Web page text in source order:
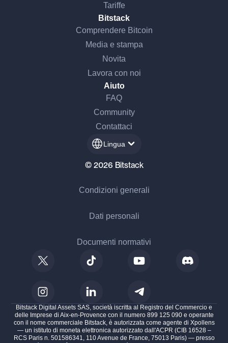
Tariffe
Bitstack
Comprendere Bitcoin
Media e stampa
Novita
Lavora con noi
Aiuto
FAQ
Community
Contattaci
Lingua
© 2026 Bitstack
Condizioni generali
Dati personali
Documenti normativi
Bitstack Digital Assets SAS, società iscritta al Registro del Commercio e
delle Imprese di Aix-en-Provence con il numero 899 125 090 e operante
con il nome commerciale Bitstack, è autorizzata come agente di Xpollens
— un istituto di moneta elettronica autorizzato dall'ACPR (CIB 16528 –
RCS Paris n. 501586341, 110 Avenue de France, 75013 Paris) — presso